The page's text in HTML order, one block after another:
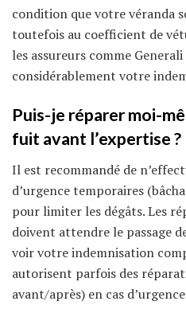
condition que votre véranda
toutefois au coefficient de
les assureurs comme
considérablement votre
Puis-je réparer moi-
fuit avant l’expertise ?
Il est recommandé de
d’urgence temporaires
pour limiter les dégâts. Les
doivent attendre le passage
voir votre indemnisation
autorisent parfois des
avant/après) en cas